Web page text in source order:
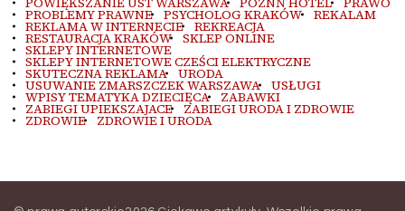
PROBLEMY PRAWNE PSYCHOLOG KRAKÓW REKALAM
REKLAMA W INTERNECIE REKREACJA
RESTAURACJA KRAKÓW SKLEP ONLINE
SKLEPY INTERNETOWE
SKLEPY INTERNETOWE CZEŚCI ELEKTRYCZNE
SKUTECZNA REKLAMA URODA
USUWANIE ZMARSZCZEK WARSZAWA USŁUGI
WPISY TEMATYKA DZIECIĘCA ZABAWKI
ZABIEGI UPIEKSZAJACE ZABIEGI URODA I ZDROWIE
ZDROWIE ZDROWIE I URODA